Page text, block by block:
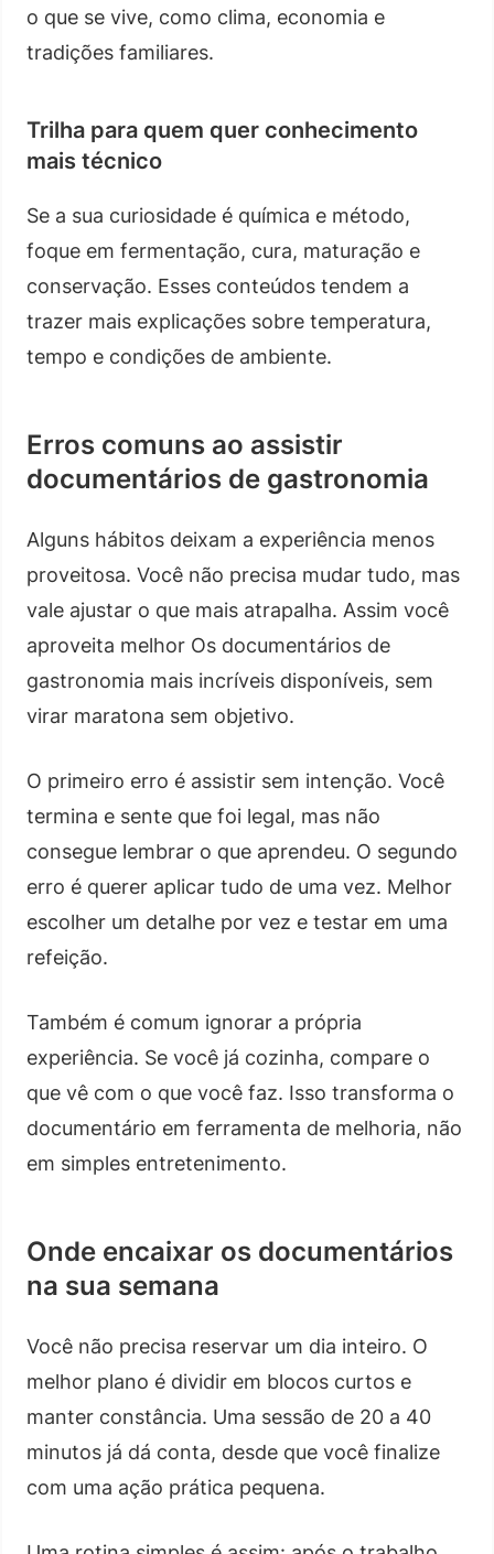
o que se vive, como clima, economia e
tradições familiares.
Trilha para quem quer conhecimento
mais técnico
Se a sua curiosidade é química e método,
foque em fermentação, cura, maturação e
conservação. Esses conteúdos tendem a
trazer mais explicações sobre temperatura,
tempo e condições de ambiente.
Erros comuns ao assistir
documentários de gastronomia
Alguns hábitos deixam a experiência menos
proveitosa. Você não precisa mudar tudo, mas
vale ajustar o que mais atrapalha. Assim você
aproveita melhor Os documentários de
gastronomia mais incríveis disponíveis, sem
virar maratona sem objetivo.
O primeiro erro é assistir sem intenção. Você
termina e sente que foi legal, mas não
consegue lembrar o que aprendeu. O segundo
erro é querer aplicar tudo de uma vez. Melhor
escolher um detalhe por vez e testar em uma
refeição.
Também é comum ignorar a própria
experiência. Se você já cozinha, compare o
que vê com o que você faz. Isso transforma o
documentário em ferramenta de melhoria, não
em simples entretenimento.
Onde encaixar os documentários
na sua semana
Você não precisa reservar um dia inteiro. O
melhor plano é dividir em blocos curtos e
manter constância. Uma sessão de 20 a 40
minutos já dá conta, desde que você finalize
com uma ação prática pequena.